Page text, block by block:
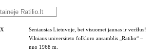
Seniausias Lietuvoje, bet visuomet jaunas ir veržlus!
Vilniaus universiteto folkloro ansamblis „Ratilio“ –
nuo 1968 m.